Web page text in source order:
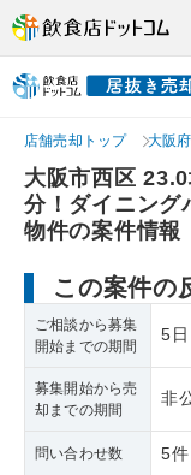
店舗売却トップ 大阪府
大阪市西区
分！ダイニング
物件の案件情報
この案件の
ご相談から募集
開始までの期間
5日
募集開始から売
却までの期間
非
問い合わせ数 5件